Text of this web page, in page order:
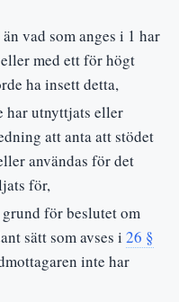
vad som anges i 1 har
med ett för högt
ha insett detta,
har utnyttjats eller
att anta att stödet
användas för det
för,
för beslutet om
sätt som avses i 26 §
inte har